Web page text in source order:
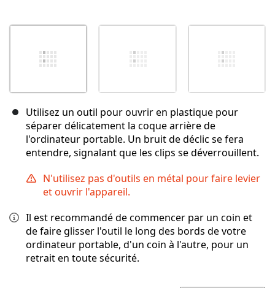
Utilisez un outil pour ouvrir en plastique pour
séparer délicatement la coque arrière de
l'ordinateur portable. Un bruit de déclic se fera
entendre, signalant que les clips se déverrouillent.
N'utilisez pas d'outils en métal pour faire levier
et ouvrir l'appareil.
Il est recommandé de commencer par un coin et
de faire glisser l'outil le long des bords de votre
ordinateur portable, d'un coin à l'autre, pour un
retrait en toute sécurité.